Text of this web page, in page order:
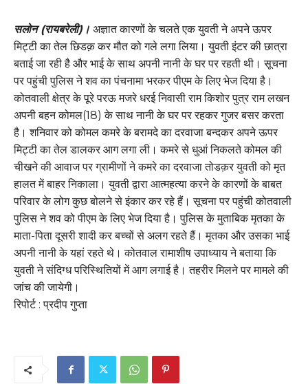
सलोन (रायबरेली)। अज्ञात कारणों के चलते एक युवती ने अपने ऊपर
मिट्टी का तेल छिडक़ कर मौत को गले लगा लिया। युवती इंटर की छात्रा
बताई जा रही है और भाई के साथ अपनी नानी के घर पर रहती थी। सूचना
पर पहुंची पुलिस ने शव का पंचनामा भरकर पीएम के लिए भेज दिया है।
कोतवाली क्षेत्र के पूरे परऊ मजरे धरई निवासी राम किशोर पुत्र राम लखन
अपनी बहन कोमल(18) के साथ नानी के घर पर रहकर गुजर बसर करता
है। शनिवार को कोमल कमरे के बरामदे का दरवाजा बन्दकर अपने ऊपर
मिट्टी का तेल डालकर आग लगा ली। कमरे से धुआं निकलते कोमल की
चीखने की आवाज पर ग्रामीणों ने कमरे का दरवाजा तोडक़र युवती को मृत
हालत में बाहर निकाला। युवती द्वारा आत्महत्या करने के कारणों के बाबत
परिवार के लोग कुछ बोलने से इंकार कर रहे हैं। सूचना पर पहुंची कोतवाली
पुलिस ने शव को पीएम के लिए भेज दिया है। पुलिस के मुताबिक मृतका के
माता-पिता दूसरी शादी कर बच्चों से अलग रहते हैं। मृतका और उसका भाई
अपनी नानी के यहां रहते थे। कोतवाल रामाशीष उपाध्याय ने बताया कि
युवती ने संदिग्ध परिस्थितियों में आग लगाई है। तहरीर मिलने पर मामले की
जांच की जायेगी।
रिपोर्ट : प्रदीप गुप्ता